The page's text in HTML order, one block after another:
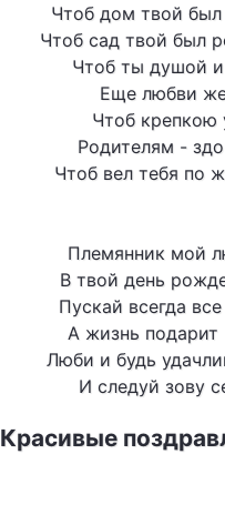
Чтоб дом твой
Чтоб сад твой был
Чтоб ты душой
Еще любви
Чтоб крепкою
Родителям -
Чтоб вел тебя по
Племянник мой
В твой день
Пускай всегда
А жизнь
Люби и будь
И следуй зову
Красивые